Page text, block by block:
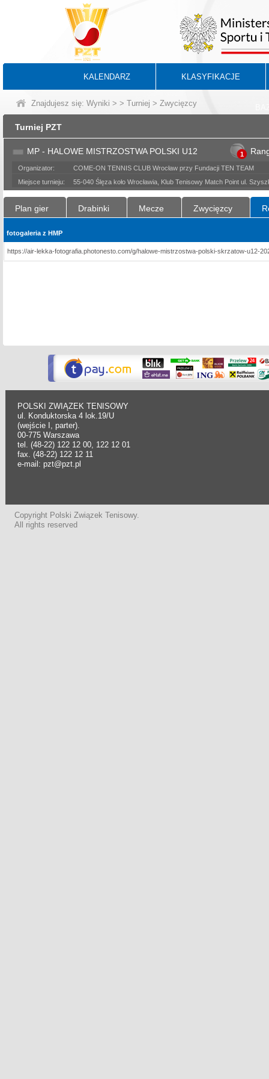
KALENDARZ KLASYFIKACJE
Znajdujesz się: Wyniki > > Turniej > Zwycięzcy
Turniej PZT
MP - HALOWE MISTRZOSTWA POLSKI U12 1
Organizator:
COME-ON TENNIS CLUB Wrocław przy Fundacji TEN TEAM
Miejsce turnieju:
55-040 Ślęza koło Wrocławia, Klub Tenisowy Match Point ul.
Plan gier Drabinki Mecze Zwycięzcy
fotogaleria z HMP
https://air-lekka-fotografia.photonesto.com/g/halowe-mistrzostwa-polski-skrzatow-u12-
POLSKI ZWIĄZEK TENISOWY
ul. Konduktorska 4 lok.19/U
(wejście I, parter).
00-775 Warszawa
tel. (48-22) 122 12 00, 122 12 01
fax. (48-22) 122 12 11
e-mail: pzt@pzt.pl
Copyright Polski Związek Tenisowy.
All rights reserved